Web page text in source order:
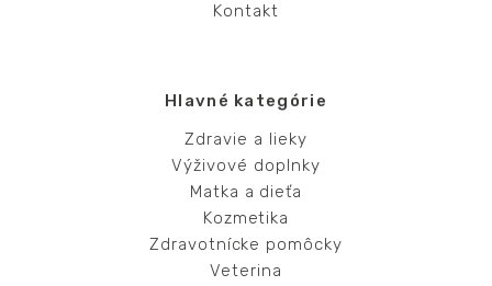
Kontakt
Hlavné kategórie
Zdravie a lieky
Výživové doplnky
Matka a dieťa
Kozmetika
Zdravotnícke pomôcky
Veterina